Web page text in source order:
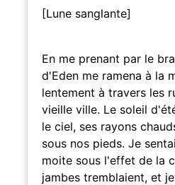
[Lune sanglante]
En me prenant par le
d'Eden me ramena à la
lentement à travers les
vieille ville. Le soleil
le ciel, ses rayons
sous nos pieds. Je
moite sous l'effet de la
jambes tremblaient, et